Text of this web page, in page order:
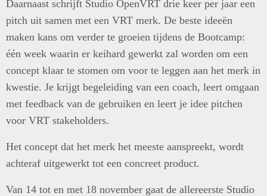
Daarnaast schrijft Studio OpenVRT drie keer per jaar een
pitch uit samen met een VRT merk. De beste ideeën
maken kans om verder te groeien tijdens de Bootcamp:
één week waarin er keihard gewerkt zal worden om een
concept klaar te stomen om voor te leggen aan het merk in
kwestie. Je krijgt begeleiding van een coach, leert omgaan
met feedback van de gebruiken en leert je idee pitchen
voor VRT stakeholders.
Het concept dat het merk het meeste aanspreekt, wordt
achteraf uitgewerkt tot een concreet product.
Van 14 tot en met 18 november gaat de allereerste Studio